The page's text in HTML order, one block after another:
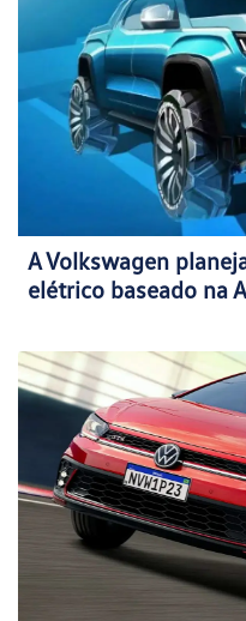
A Volkswagen
elétrico baseado na